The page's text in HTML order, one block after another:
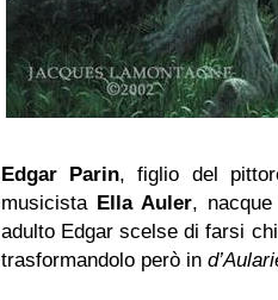
Edgar Parin, figlio del
musicista Ella Auler,
adulto Edgar scelse di farsi
trasformandolo però in